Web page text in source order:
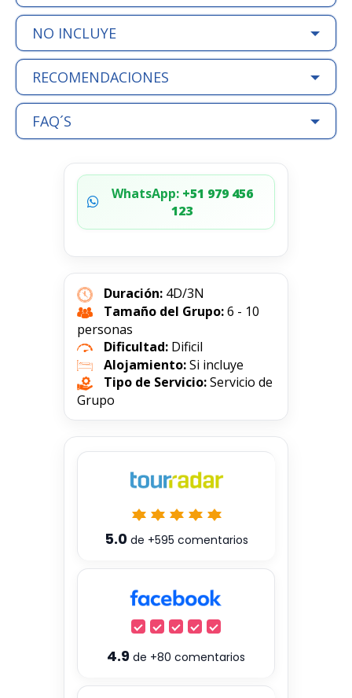
NO INCLUYE
RECOMENDACIONES
FAQ´S
WhatsApp:+51 979 456
123
Duración: 4D/3N
Tamaño del Grupo:6 - 10
personas
Dificultad: Dificil
Alojamiento:Si incluye
Tipo de Servicio:Servicio de
Grupo
5.0 de +595 comentarios
4.9 de +80 comentarios